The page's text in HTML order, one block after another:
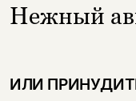
Нежный
ИЛИ